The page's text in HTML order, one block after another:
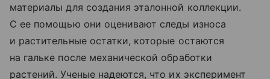
материалы для создания эталонной коллекции.
С ее помощью они оценивают следы износа
и растительные остатки, которые остаются
на гальке после механической обработки
растений. Ученые надеются, что их эксперимент